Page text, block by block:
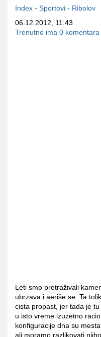
Index - Sportovi - Ribolov
06.12.2012, 11:43
Trenutno ima 0 komentara
Leti smo pretraživali
ubrzava i aeriše se. Ta
cista propast, jer tada je
u isto vreme izuzetno
konfiguracije dna su
ali moramo razlikovati